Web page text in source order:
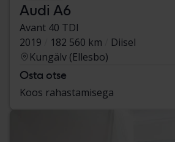
Audi A6
Avant 40 TDI
2019
182 560 km
Diisel
Kungälv (Ellesbo)
Osta otse
Koos rahastamisega